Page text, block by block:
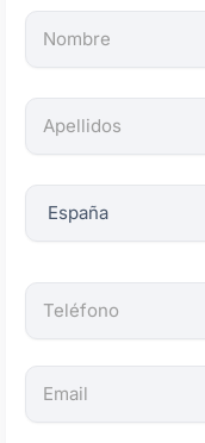
Todos
los
son
obligatorios.